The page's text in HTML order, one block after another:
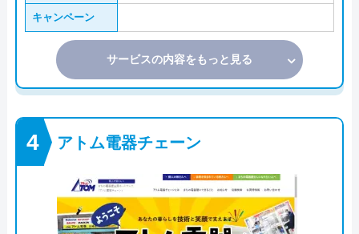
キャンペーン
サービスの内容をもっと見る
アトム電器チェーン